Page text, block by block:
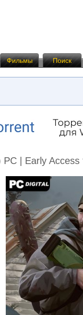
Фильмы Поиск
| Early Access